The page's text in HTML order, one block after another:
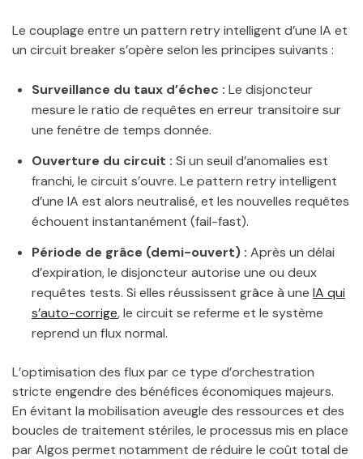
Le couplage entre un pattern retry intelligent d’une IA et
un circuit breaker s’opère selon les principes suivants :
Surveillance du taux d’échec : Le disjoncteur
mesure le ratio de requêtes en erreur transitoire sur
une fenêtre de temps donnée.
Ouverture du circuit : Si un seuil d’anomalies est
franchi, le circuit s’ouvre. Le pattern retry intelligent
d’une IA est alors neutralisé, et les nouvelles requêtes
échouent instantanément (fail-fast).
Période de grâce (demi-ouvert) : Après un délai
d’expiration, le disjoncteur autorise une ou deux
requêtes tests. Si elles réussissent grâce à une IA qui
s’auto-corrige, le circuit se referme et le système
reprend un flux normal.
L’optimisation des flux par ce type d’orchestration
stricte engendre des bénéfices économiques majeurs.
En évitant la mobilisation aveugle des ressources et des
boucles de traitement stériles, le processus mis en place
par Algos permet notamment de réduire le coût total de